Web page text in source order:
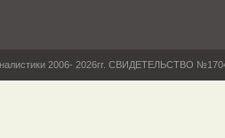
2006- 2026гг. СВИДЕТЕЛЬСТВО